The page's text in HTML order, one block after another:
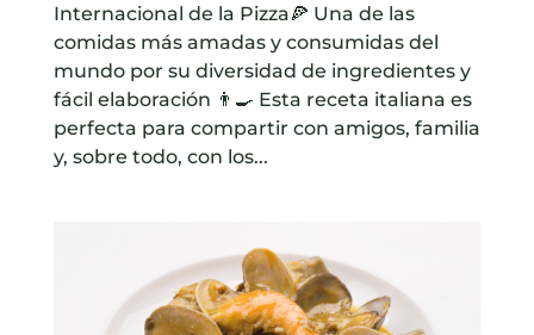
Internacional de la Pizza🍕 Una de las
comidas más amadas y consumidas del
mundo por su diversidad de ingredientes y
fácil elaboración 👨‍🍳 Esta receta italiana es
perfecta para compartir con amigos, familia
y, sobre todo, con los...